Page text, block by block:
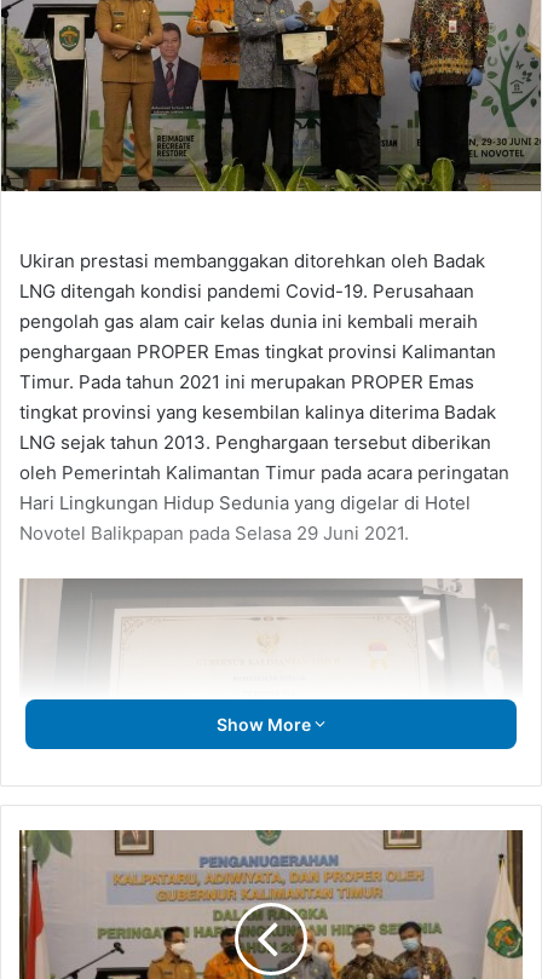
Ukiran prestasi membanggakan ditorehkan oleh Badak
LNG ditengah kondisi pandemi Covid-19. Perusahaan
pengolah gas alam cair kelas dunia ini kembali meraih
penghargaan PROPER Emas tingkat provinsi Kalimantan
Timur. Pada tahun 2021 ini merupakan PROPER Emas
tingkat provinsi yang kesembilan kalinya diterima Badak
LNG sejak tahun 2013. Penghargaan tersebut diberikan
oleh Pemerintah Kalimantan Timur pada acara peringatan
Hari Lingkungan Hidup Sedunia yang digelar di Hotel
Novotel Balikpapan pada Selasa 29 Juni 2021.
Penghargaan ini merupakan yang kesembilan kalinya
diterima oleh Badak LNG.
Penghargaan PROPER Emas diserahkan oleh Gubernur
Show More
Komitmen
Lestarikan
Mangrove,
Muhammad
Ali